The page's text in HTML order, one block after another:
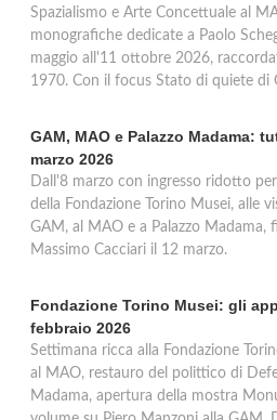
Spazialismo e Arte Concettuale al
monografiche dedicate a Paolo
maggio all'11 ottobre 2026,
1970. Con il focus Stato di quiete di
GAM, MAO e Palazzo Madama:
marzo 2026
Dall'8 marzo con ingresso ridotto
della Fondazione Torino Musei, alle
GAM, al MAO e a Palazzo Madama,
Massimo Cacciari il 12 marzo.
Fondazione Torino Musei: gli
febbraio 2026
Settimana ricca alla Fondazione
al MAO, restauro del polittico di
Madama, apertura della mostra